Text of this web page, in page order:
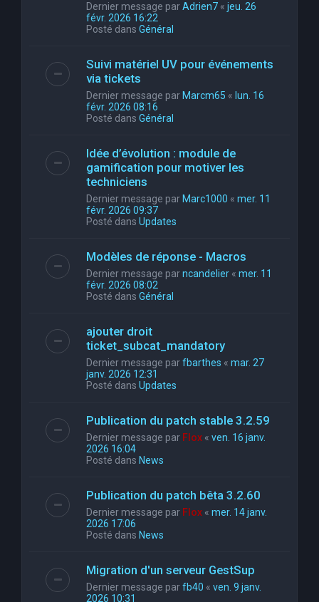
Dernier message parAdrien7 « jeu. 26
févr. 2026 16:22
Posté dans Général
Suivi matériel UV pour événements
via tickets
Dernier message par Marcm65 « lun. 16
févr. 2026 08:16
Posté dans Général
Idée d’évolution : module de
gamification pour motiver les
techniciens
Dernier message par Marc1000 « mer. 11
févr. 2026 09:37
Posté dans Updates
Modèles de réponse - Macros
Dernier message parncandelier « mer. 11
févr. 2026 08:02
Posté dans Général
ajouter droit
ticket_subcat_mandatory
Dernier message parfbarthes « mar. 27
janv. 2026 12:31
Posté dans Updates
Publication du patch stable 3.2.59
Dernier message par Flox « ven. 16 janv.
2026 16:04
Posté dans News
Publication du patch bêta 3.2.60
Dernier message par Flox « mer. 14 janv.
2026 17:06
Posté dans News
Migration d'un serveur GestSup
Dernier message parfb40 « ven. 9 janv.
2026 10:31